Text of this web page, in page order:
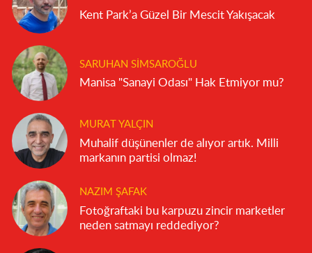
Kent Park’a Güzel Bir Mescit Yakışacak
SARUHAN SIMSAROĞLU
Manisa "Sanayi Odası" Hak Etmiyor mu?
MURAT YALÇIN
Muhalif düşünenler de alıyor artık. Milli
markanın partisi olmaz!
NAZIM ŞAFAK
Fotoğraftaki bu karpuzu zincir marketler
neden satmayı reddediyor?